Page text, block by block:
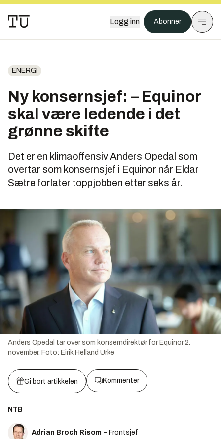
Logg inn Abonner
ENERGI
Ny konsernsjef: – Equinor
skal være ledende i det
grønne skifte
Det er en klimaoffensiv Anders Opedal som
overtar som konsernsjef i Equinor når Eldar
Sætre forlater toppjobben etter seks år.
Anders Opedal tar over som konserndirektør for Equinor 2.
november. Foto: Eirik Helland Urke
Gi bort artikkelen Kommenter
NTB
Adrian Broch Risom – Frontsjef